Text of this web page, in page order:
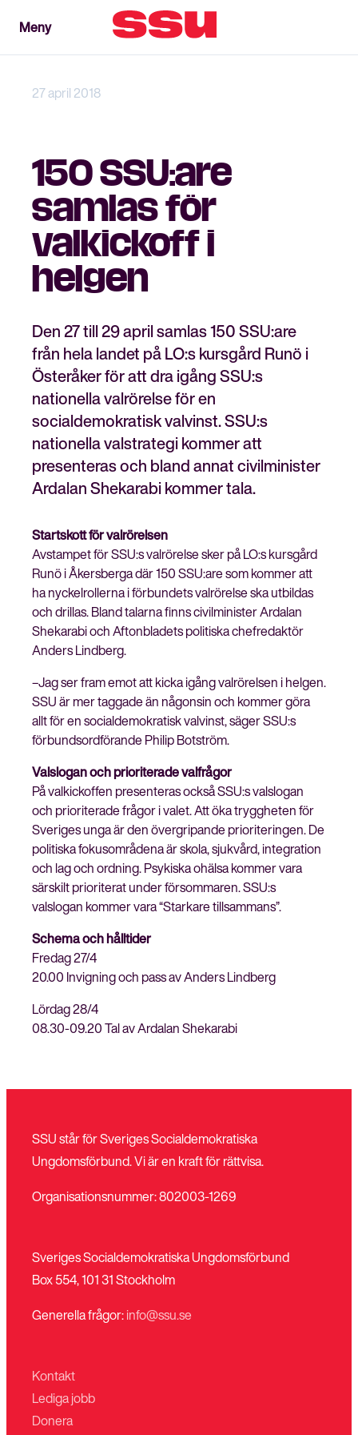
Stäng
Bli medlem
MenyMeny
27 april 2018
150 SSU:are
samlas för
valkickoff i
helgen
Den 27 till 29 april samlas 150 SSU:are
från hela landet på LO:s kursgård Runö i
Österåker för att dra igång SSU:s
nationella valrörelse för en
socialdemokratisk valvinst. SSU:s
nationella valstrategi kommer att
presenteras och bland annat civilminister
Ardalan Shekarabi kommer tala.
Startskott för valrörelsen
Avstampet för SSU:s valrörelse sker på LO:s kursgård
Runö i Åkersberga där 150 SSU:are som kommer att
ha nyckelrollerna i förbundets valrörelse ska utbildas
och drillas. Bland talarna finns civilminister Ardalan
Shekarabi och Aftonbladets politiska chefredaktör
Anders Lindberg.
–Jag ser fram emot att kicka igång valrörelsen i helgen.
SSU är mer taggade än någonsin och kommer göra
allt för en socialdemokratisk valvinst, säger SSU:s
förbundsordförande Philip Botström.
Valslogan och prioriterade valfrågor
På valkickoffen presenteras också SSU:s valslogan
och prioriterade frågor i valet. Att öka tryggheten för
Sveriges unga är den övergripande prioriteringen. De
politiska fokusområdena är skola, sjukvård, integration
och lag och ordning. Psykiska ohälsa kommer vara
särskilt prioriterat under försommaren. SSU:s
valslogan kommer vara “Starkare tillsammans”.
Schema och hålltider
Fredag 27/4
20.00 Invigning och pass av Anders Lindberg
Lördag 28/4
08.30-09.20 Tal av Ardalan Shekarabi
SSU står för Sveriges Socialdemokratiska
Ungdomsförbund. Vi är en kraft för rättvisa.
Organisationsnummer: 802003-1269
Sveriges Socialdemokratiska Ungdomsförbund
Box 554, 101 31 Stockholm
Generella frågor:info@ssu.se
Kontakt
Lediga jobb
Donera